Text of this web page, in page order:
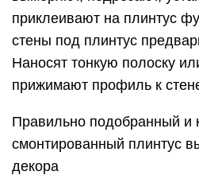
приклеивают на плинтус
стены под плинтус
Наносят тонкую полоску
прижимают профиль к
Правильно подобранный и
смонтированный плинтус
декора